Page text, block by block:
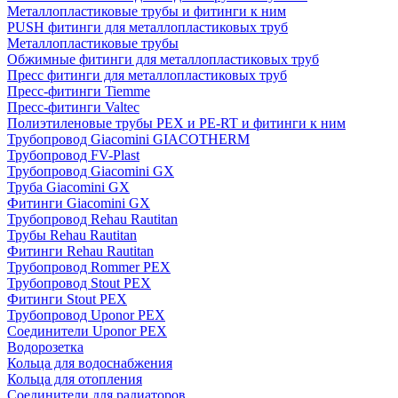
Металлопластиковые трубы и фитинги к ним
PUSH фитинги для металлопластиковых труб
Металлопластиковые трубы
Обжимные фитинги для металлопластиковых труб
Пресс фитинги для металлопластиковых труб
Пресс-фитинги Tiemme
Пресс-фитинги Valtec
Полиэтиленовые трубы PEX и PE-RT и фитинги к ним
Трубопровод Giacomini GIACOTHERM
Трубопровод FV-Plast
Трубопровод Giacomini GX
Труба Giacomini GX
Фитинги Giacomini GX
Трубопровод Rehau Rautitan
Трубы Rehau Rautitan
Фитинги Rehau Rautitan
Трубопровод Rommer PEX
Трубопровод Stout PEX
Фитинги Stout PEX
Трубопровод Uponor PEX
Соединители Uponor PEX
Водорозетка
Кольца для водоснабжения
Кольца для отопления
Соединители для радиаторов